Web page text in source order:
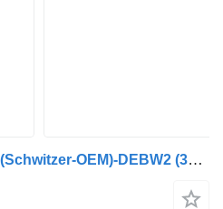
Turbokompresors jauns (Schwitzer-OEM)-DEBW2 (318864 Schwitzer-OE turbocompressor voor Sisu